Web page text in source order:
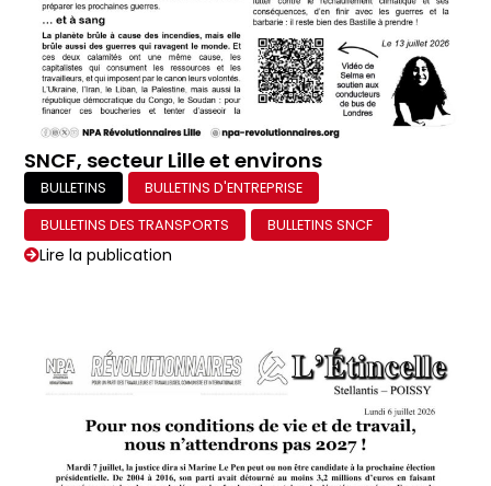
SNCF, secteur Lille et environs
BULLETINS
BULLETINS D'ENTREPRISE
BULLETINS DES TRANSPORTS
BULLETINS SNCF
Lire la publication